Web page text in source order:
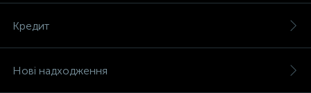
Кредит
Нові надходження